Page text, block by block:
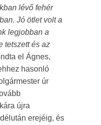
lévő fehér
Jó ötlet volt a
legjobban a
tetszett és az
el Ágnes,
hasonló
úr
újra
erejéig, és